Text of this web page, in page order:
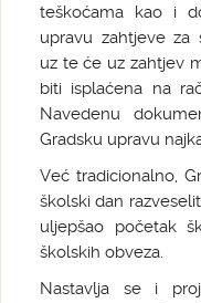
teškoćama kao i
upravu zahtjeve za
uz te će uz zahtjev
biti isplaćena na
Navedenu
Gradsku upravu
Već tradicionalno,
školski dan
uljepšao početak
školskih obveza.
Nastavlja se i